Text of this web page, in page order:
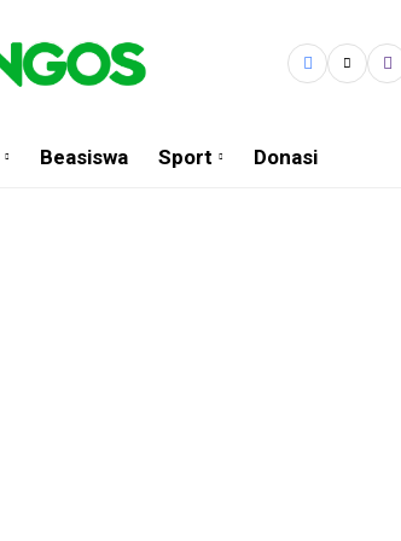
Beasiswa Sport Donasi